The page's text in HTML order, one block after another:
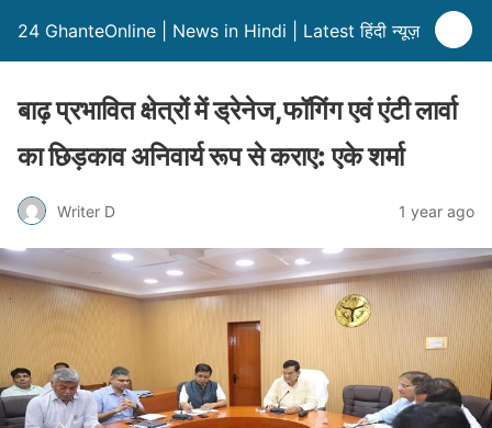
24 GhanteOnline | News in Hindi | Latest हिंदी न्यूज़
बाढ़ प्रभावित क्षेत्रों में ड्रेनेज,फॉगिंग एवं एंटी लार्वा
का छिड़काव अनिवार्य रूप से कराए: एके शर्मा
Writer D 1 year ago